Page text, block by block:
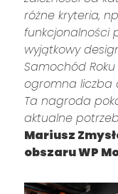
różne kryteria,
funkcjonalności
wyjątkowy
Samochód
ogromna liczba
Ta nagroda
aktualne
Mariusz
obszaru WP